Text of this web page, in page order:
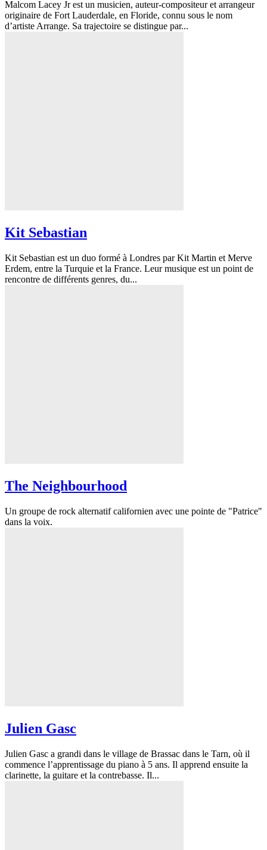
Malcom Lacey Jr est un musicien, auteur-compositeur et arrangeur
originaire de Fort Lauderdale, en Floride, connu sous le nom
d’artiste Arrange. Sa trajectoire se distingue par...
Kit Sebastian
Kit Sebastian est un duo formé à Londres par Kit Martin et Merve
Erdem, entre la Turquie et la France. Leur musique est un point de
rencontre de différents genres, du...
The Neighbourhood
Un groupe de rock alternatif californien avec une pointe de "Patrice"
dans la voix.
Julien Gasc
Julien Gasc a grandi dans le village de Brassac dans le Tarn, où il
commence l’apprentissage du piano à 5 ans. Il apprend ensuite la
clarinette, la guitare et la contrebasse. Il...